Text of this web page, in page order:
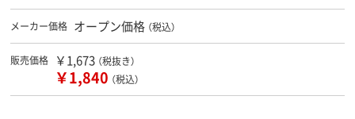
メーカー価格 オープン価格 （税込）
販売価格 ￥1,673 （税抜き）
￥1,840 （税込）